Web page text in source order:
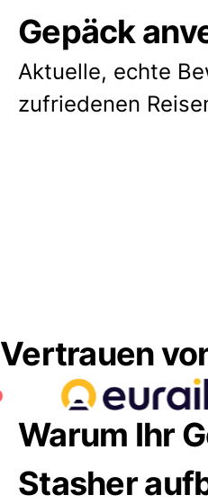
Gepäck
Aktuelle, echte
zufriedenen
Vertrauen
Warum Ihr
Stasher